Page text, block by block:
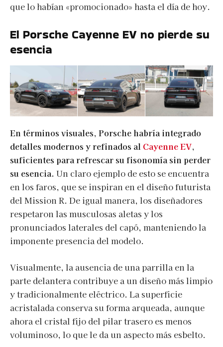
que lo habían «promocionado» hasta el día de hoy.
El Porsche Cayenne EV no pierde su
esencia
En términos visuales, Porsche habría integrado
detalles modernos y refinados al Cayenne EV,
suficientes para refrescar su fisonomía sin perder
su esencia. Un claro ejemplo de esto se encuentra
en los faros, que se inspiran en el diseño futurista
del Mission R. De igual manera, los diseñadores
respetaron las musculosas aletas y los
pronunciados laterales del capó, manteniendo la
imponente presencia del modelo.
Visualmente, la ausencia de una parrilla en la
parte delantera contribuye a un diseño más limpio
y tradicionalmente eléctrico. La superficie
acristalada conserva su forma arqueada, aunque
ahora el cristal fijo del pilar trasero es menos
voluminoso, lo que le da un aspecto más esbelto.